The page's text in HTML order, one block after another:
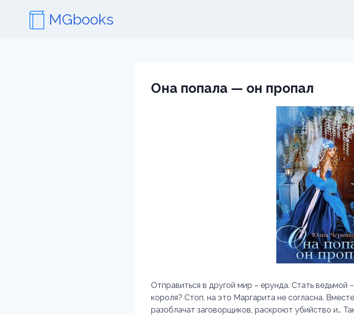
содержимому
MGbooks
Она попала — он пропал
Отправиться в другой мир – ерунда. Стать ведьмой
короля? Стоп, на это Маргарита не согласна.
разоблачат заговорщиков, раскроют убийство и…